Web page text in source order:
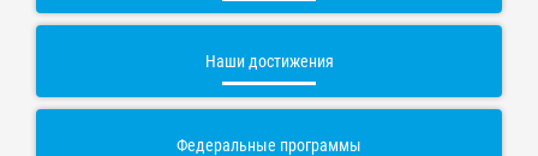
Наши достижения
Федеральные программы